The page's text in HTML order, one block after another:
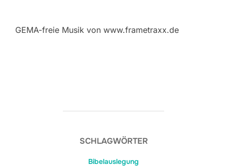
GEMA-freie Musik von www.frametraxx.de
SCHLAGWÖRTER
Bibelauslegung